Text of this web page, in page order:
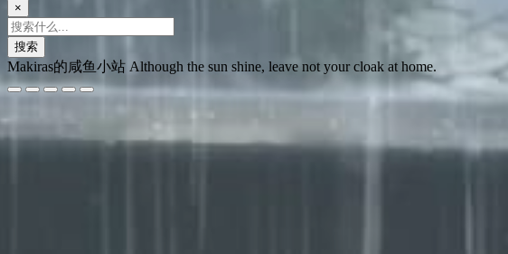
×
搜索
Makiras的咸鱼小站 Although the sun shine, leave not your cloak at home.
夜间模式 暗黑模式
Sans Serif Serif